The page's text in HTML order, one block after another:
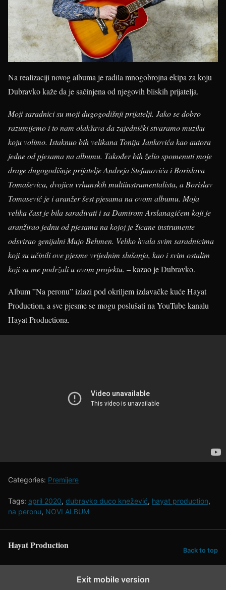
Na realizaciji novog albuma je radila mnogobrojna ekipa za koju
Dubravko kaže da je sačinjena od njegovih bliskih prijatelja.
Moji saradnici su moji dugogodišnji prijatelji. Jako se dobro
razumijemo i to nam olakšava da zajednički stvaramo muziku
koju volimo. Istaknuo bih velikana Tonija Jankovića kao autora
jedne od pjesama na albumu. Također bih želio spomenuti moje
drage dugogodišnje prijatelje Andreja Stefanovića i Borislava
Tomaševica, dvojicu vrhunskih multiinstrumentalista, a Borislav
Tomasević je i aranžer šest pjesama na ovom albumu. Moja
velika čast je bila sarađivati i sa Damirom Arslanagićem koji je
aranžirao jednu od pjesama na kojoj je žicane instrumente
odsvirao genijalni Mujo Behmen. Veliko hvala svim saradnicima
koji su učinili ove pjesme vrijednim slušanja, kao i svim ostalim
koji su me podržali u ovom projektu. – kazao je Dubravko.
Album ”Na peronu” izlazi pod okriljem izdavačke kuće Hayat
Production, a sve pjesme se mogu poslušati na YouTube kanalu
Hayat Productiona.
Categories: Premijere
Tags: april 2020, dubravko duco knežević, hayat production,
na peronu, NOVI ALBUM
Hayat Production Back to top
Exit mobile version